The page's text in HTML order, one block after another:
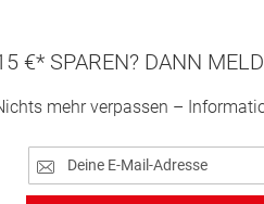
€* SPAREN? DANN
mehr verpassen –